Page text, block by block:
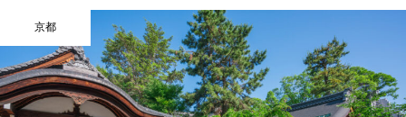
京都